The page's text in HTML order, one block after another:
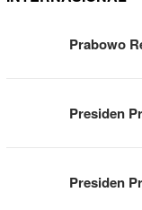
Prabowo
Presiden
Presiden